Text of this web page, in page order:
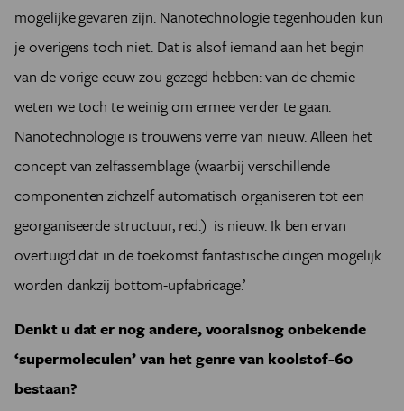
mogelijke gevaren zijn. Nanotechnologie tegenhouden kun
je overigens toch niet. Dat is alsof iemand aan het begin
van de vorige eeuw zou gezegd hebben: van de chemie
weten we toch te weinig om ermee verder te gaan.
Nanotechnologie is trouwens verre van nieuw. Alleen het
concept van zelfassemblage (waarbij verschillende
componenten zichzelf automatisch organiseren tot een
georganiseerde structuur, red.) is nieuw. Ik ben ervan
overtuigd dat in de toekomst fantastische dingen mogelijk
worden dankzij bottom-upfabricage.’
Denkt u dat er nog andere, vooralsnog onbekende
‘supermoleculen’ van het genre van koolstof-60
bestaan?